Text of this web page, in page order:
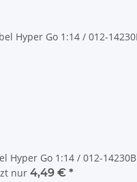
Hyper Go 1:14 / 012-14230B
nur 4,49 € *